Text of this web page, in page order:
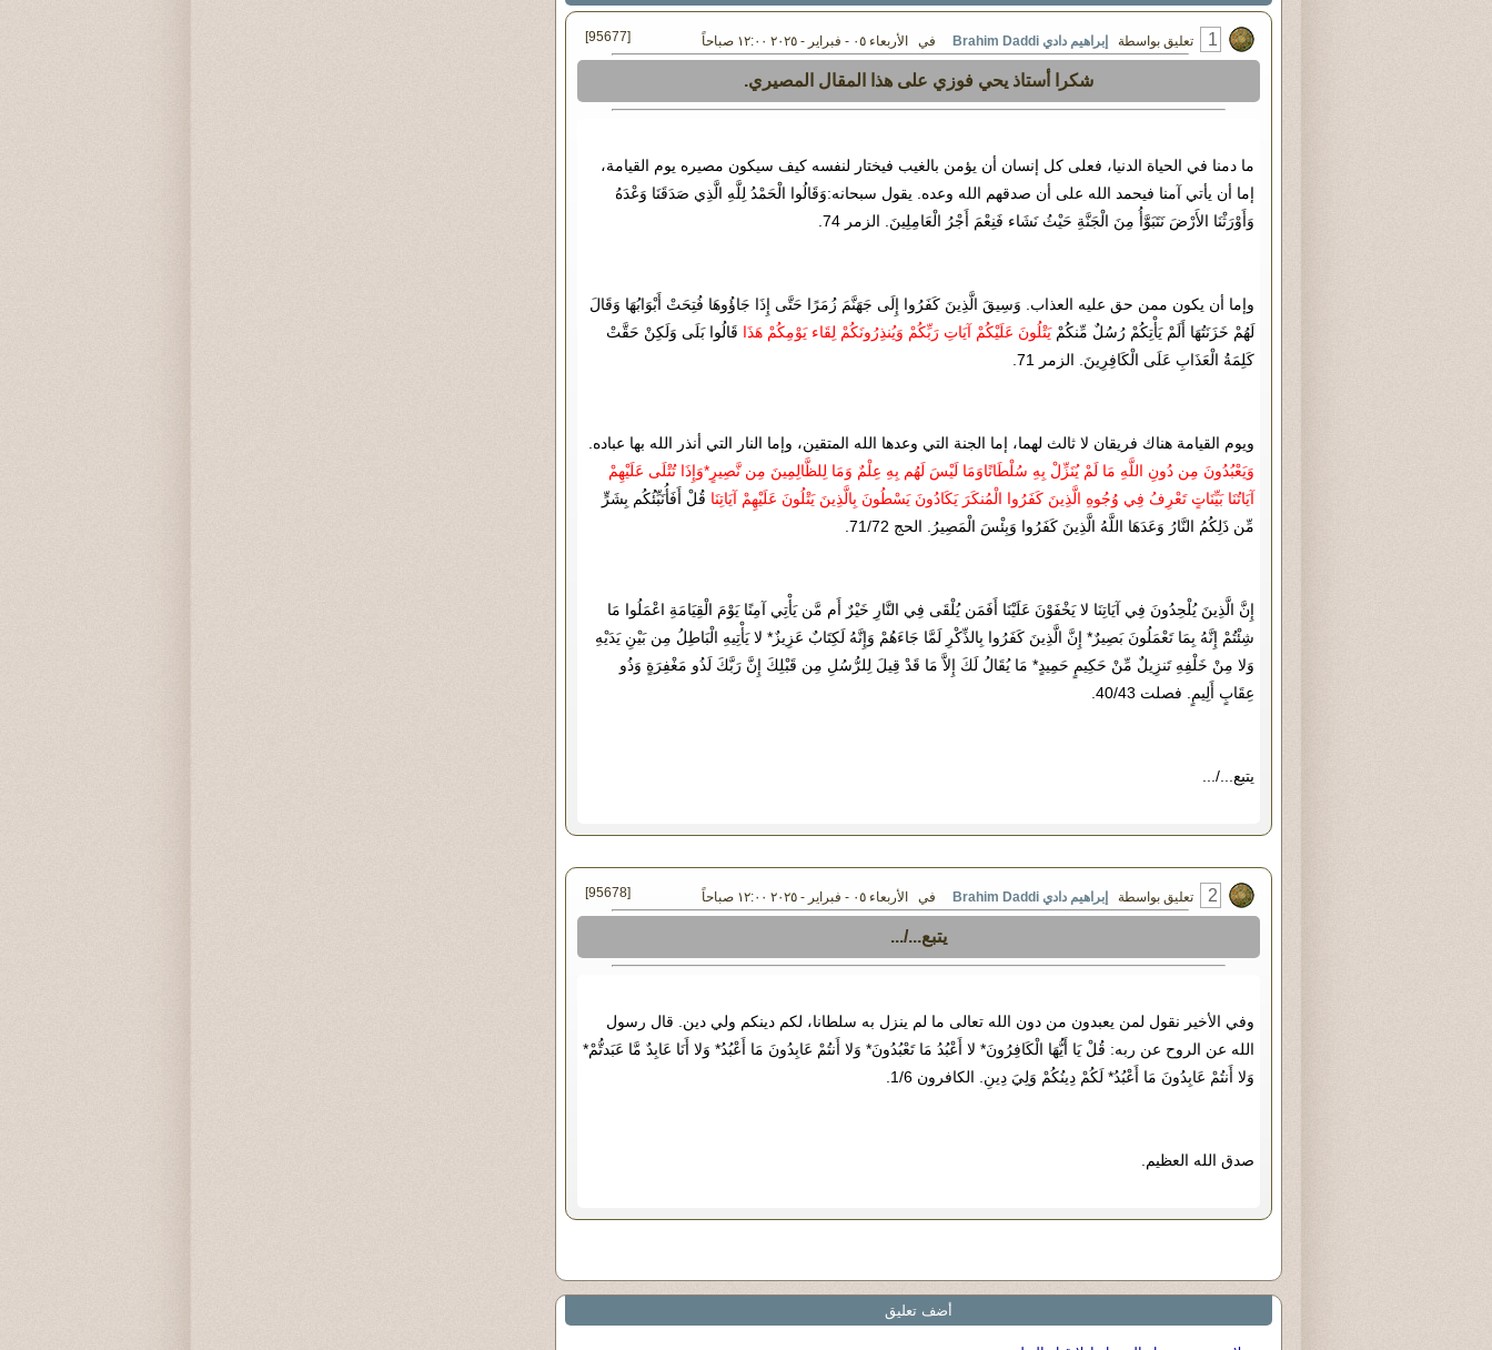
1 تعليق بواسطة إبراهيم دادي Brahim Daddi في الأربعاء ٠٥ - فبراير - ٢٠٢٥ ١٢:٠٠ صباحاً [95677]
شكرا أستاذ يحي فوزي على هذا المقال المصيري.
ما دمنا في الحياة الدنيا، فعلى كل إنسان أن يؤمن بالغيب فيختار لنفسه كيف سيكون مصيره يوم القيامة،
إما أن يأتي آمنا فيحمد الله على أن صدقهم الله وعده. يقول سبحانه:وَقَالُوا الْحَمْدُ لِلَّهِ الَّذِي صَدَقَنَا وَعْدَهُ
وَأَوْرَثْنَا الأَرْضَ نَتَبَوَّأُ مِنَ الْجَنَّةِ حَيْثُ نَشَاء فَنِعْمَ أَجْرُ الْعَامِلِينَ. الزمر 74.
وإما أن يكون ممن حق عليه العذاب. وَسِيقَ الَّذِينَ كَفَرُوا إِلَى جَهَنَّمَ زُمَرًا حَتَّى إِذَا جَاؤُوهَا فُتِحَتْ أَبْوَابُهَا وَقَالَ
لَهُمْ خَزَنَتُهَا أَلَمْ يَأْتِكُمْ رُسُلٌ مِّنكُمْيَتْلُونَ عَلَيْكُمْ آيَاتِ رَبِّكُمْ وَيُنذِرُونَكُمْ لِقَاء يَوْمِكُمْ هَذَا قَالُوا بَلَى وَلَكِنْ حَقَّتْ
كَلِمَةُ الْعَذَابِ عَلَى الْكَافِرِينَ. الزمر 71.
ويوم القيامة هناك فريقان لا ثالث لهما، إما الجنة التي وعدها الله المتقين، وإما النار التي أنذر الله بها عباده.
وَيَعْبُدُونَ مِن دُونِ اللَّهِ مَا لَمْ يُنَزِّلْ بِهِ سُلْطَانًاوَمَا لَيْسَ لَهُم بِهِ عِلْمٌ وَمَا لِلظَّالِمِينَ مِن نَّصِيرٍ*وَإِذَا تُتْلَى عَلَيْهِمْ
آيَاتُنَا بَيِّنَاتٍ تَعْرِفُ فِي وُجُوهِ الَّذِينَ كَفَرُوا الْمُنكَرَ يَكَادُونَ يَسْطُونَ بِالَّذِينَ يَتْلُونَ عَلَيْهِمْ آيَاتِنَا قُلْ أَفَأُنَبِّئُكُم بِشَرٍّ
مِّن ذَلِكُمُ النَّارُ وَعَدَهَا اللَّهُ الَّذِينَ كَفَرُوا وَبِئْسَ الْمَصِيرُ. الحج 71/72.
إِنَّ الَّذِينَ يُلْحِدُونَ فِي آيَاتِنَا لا يَخْفَوْنَ عَلَيْنَا أَفَمَن يُلْقَى فِي النَّارِ خَيْرٌ أَم مَّن يَأْتِي آمِنًا يَوْمَ الْقِيَامَةِ اعْمَلُوا مَا
شِئْتُمْ إِنَّهُ بِمَا تَعْمَلُونَ بَصِيرٌ* إِنَّ الَّذِينَ كَفَرُوا بِالذِّكْرِ لَمَّا جَاءَهُمْ وَإِنَّهُ لَكِتَابٌ عَزِيزٌ* لا يَأْتِيهِ الْبَاطِلُ مِن بَيْنِ يَدَيْهِ
وَلا مِنْ خَلْفِهِ تَنزِيلٌ مِّنْ حَكِيمٍ حَمِيدٍ* مَا يُقَالُ لَكَ إِلاَّ مَا قَدْ قِيلَ لِلرُّسُلِ مِن قَبْلِكَ إِنَّ رَبَّكَ لَذُو مَغْفِرَةٍ وَذُو
عِقَابٍ أَلِيمٍ. فصلت 40/43.
يتبع.../...
2 تعليق بواسطة إبراهيم دادي Brahim Daddi في الأربعاء ٠٥ - فبراير - ٢٠٢٥ ١٢:٠٠ صباحاً [95678]
يتبع.../...
وفي الأخير نقول لمن يعبدون من دون الله تعالى ما لم ينزل به سلطانا، لكم دينكم ولي دين. قال رسول
الله عن الروح عن ربه: قُلْ يَا أَيُّهَا الْكَافِرُونَ* لا أَعْبُدُ مَا تَعْبُدُونَ* وَلا أَنتُمْ عَابِدُونَ مَا أَعْبُدُ* وَلا أَنَا عَابِدٌ مَّا عَبَدتُّمْ*
وَلا أَنتُمْ عَابِدُونَ مَا أَعْبُدُ* لَكُمْ دِينُكُمْ وَلِيَ دِينِ. الكافرون 1/6.
صدق الله العظيم.
أضف تعليق